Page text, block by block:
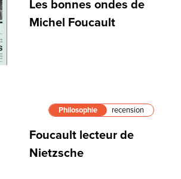
Les bonnes ondes de
Michel Foucault
Philosophie recension
Foucault lecteur de
Nietzsche